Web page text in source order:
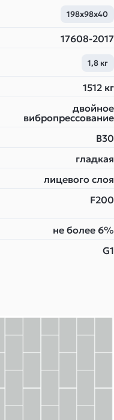
198x98x40
17608-2017
1,8 кг
1512 кг
двойное
вибропрессование
B30
гладкая
лицевого слоя
F200
не более 6%
G1